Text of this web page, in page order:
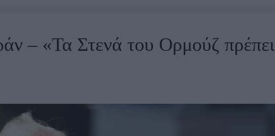
– «Τα Στενά του Ορμούζ πρέπει